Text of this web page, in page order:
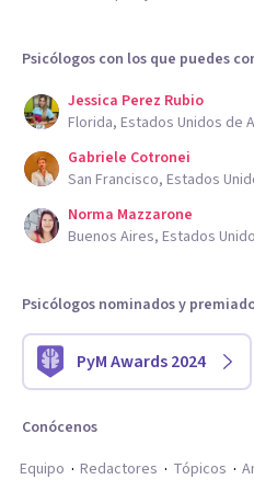
Psicólogos con los que puedes
Jessica Perez Rubio
Florida, Estados Unidos de
Gabriele Cotronei
San Francisco, Estados
Norma Mazzarone
Buenos Aires, Estados
Psicólogos nominados y
PyM Awards 2024
Conócenos
Equipo
Redactores Tópicos